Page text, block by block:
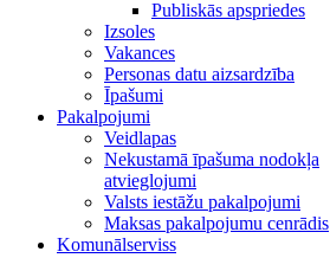
Publiskās apspriedes
Izsoles
Vakances
Personas datu aizsardzība
Īpašumi
Pakalpojumi
Veidlapas
Nekustamā īpašuma nodokļa
atvieglojumi
Valsts iestāžu pakalpojumi
Maksas pakalpojumu cenrādis
Komunālserviss